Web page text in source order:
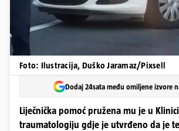
Foto: Ilustracija, Duško Jaramaz/Pixsell
Dodaj 24sata među omiljene izvore
Liječnička pomoć pružena mu je u
traumatologiju gdje je utvrđeno da je